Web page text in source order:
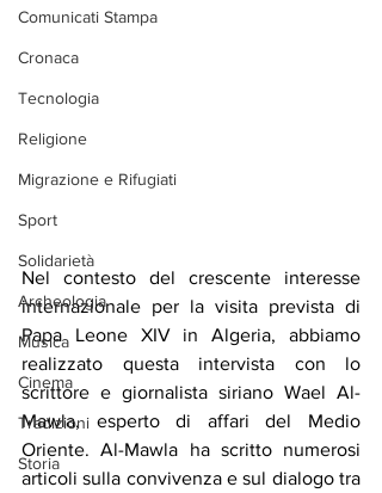
Comunicati Stampa
Cronaca
Tecnologia
Religione
Migrazione e Rifugiati
Sport
Solidarietà
Archeologia
Musica
Cinema
Tradizioni
Storia
Nel contesto del crescente interesse
internazionale per la visita prevista di
Papa Leone XIV in Algeria, abbiamo
realizzato questa intervista con lo
scrittore e giornalista siriano Wael Al-
Mawla, esperto di affari del Medio
Oriente. Al-Mawla ha scritto numerosi
articoli sulla convivenza e sul dialogo tra